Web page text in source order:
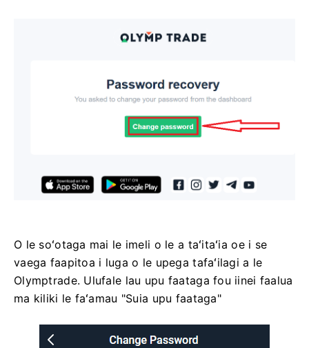
O le soʻotaga mai le imeli o le a taʻitaʻia oe i se
vaega faapitoa i luga o le upega tafaʻilagi a le
Olymptrade. Ulufale lau upu faataga fou iinei faalua
ma kiliki le faʻamau "Suia upu faataga"